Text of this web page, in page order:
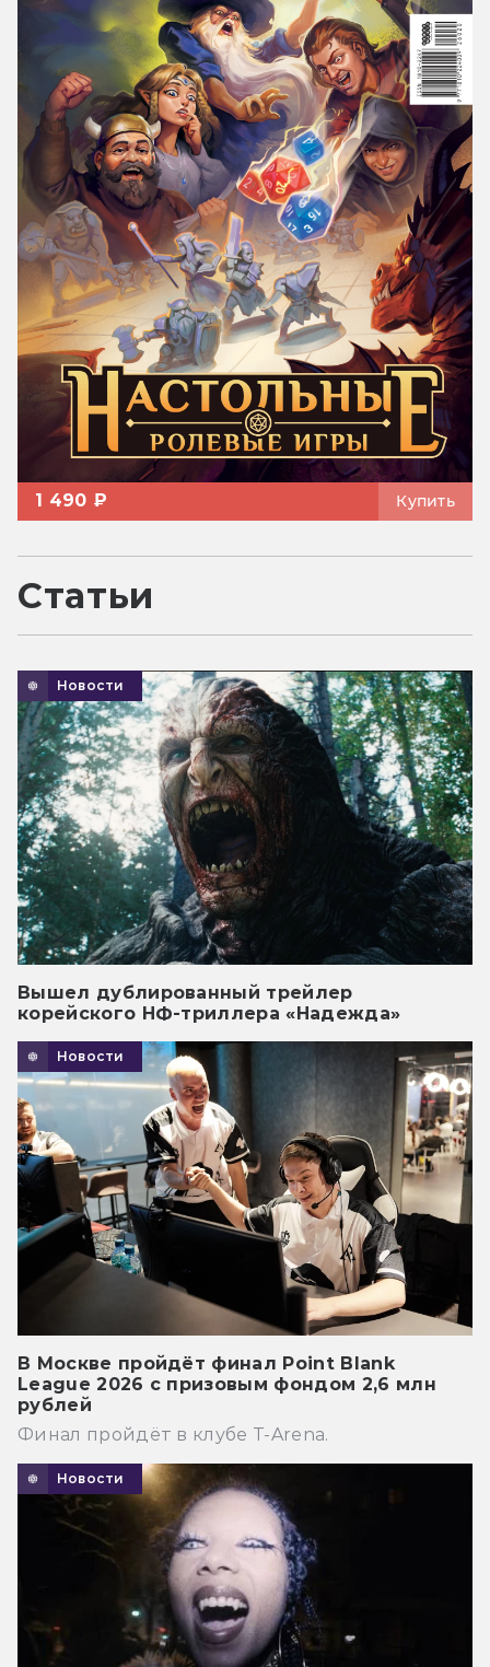
1 490 ₽ Купить
Статьи
Новости
Вышел дублированный трейлер
корейского НФ-триллера «Надежда»
Новости
В Москве пройдёт финал Point Blank
League 2026 с призовым фондом 2,6 млн
рублей
Финал пройдёт в клубе T-Arena.
Новости